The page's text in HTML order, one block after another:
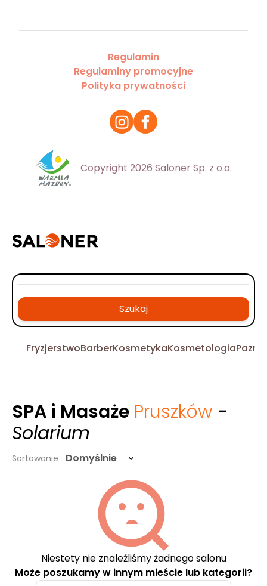
Regulamin
Regulaminy promocyjne
Polityka prywatności
Copyright 2026 Saloner Sp. z o.o.
Szukaj
FryzjerstwoBarberKosmetykaKosmetologia
SPA i Masaże Pruszków -
Solarium
Sortowanie Domyślnie
Niestety nie znaleźliśmy żadnego salonu
Może poszukamy w innym mieście lub kategorii?